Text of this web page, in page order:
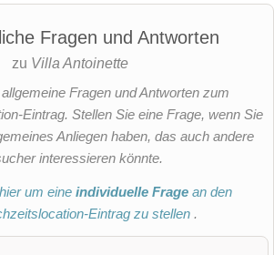
Fragen und Antworten
zu Villa Antoinette
Fragen und Antworten zum
Eintrag. Stellen Sie eine Frage, wenn Sie
Anliegen haben, das auch andere
interessieren könnte.
um eineindividuelle Frage an den
Eintrag zu stellen .